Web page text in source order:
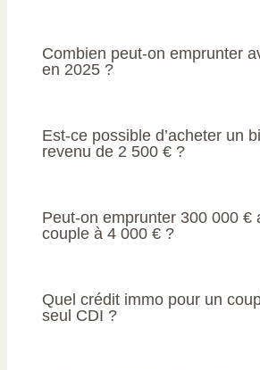
Combien peut-on emprunter
en 2025 ?
Est-ce possible d’acheter un
revenu de 2 500 € ?
Peut-on emprunter 300 000 €
couple à 4 000 € ?
Quel crédit immo pour un
seul CDI ?